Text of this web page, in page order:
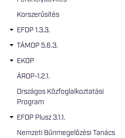
Korszerűsítés
EFOP 1.3.3.
TÁMOP 5.6.3.
EKOP
ÁROP-1.2.1.
Országos Közfoglalkoztatási
Program
EFOP Plusz 3.1.1.
Nemzeti Bűnmegelőzési Tanács